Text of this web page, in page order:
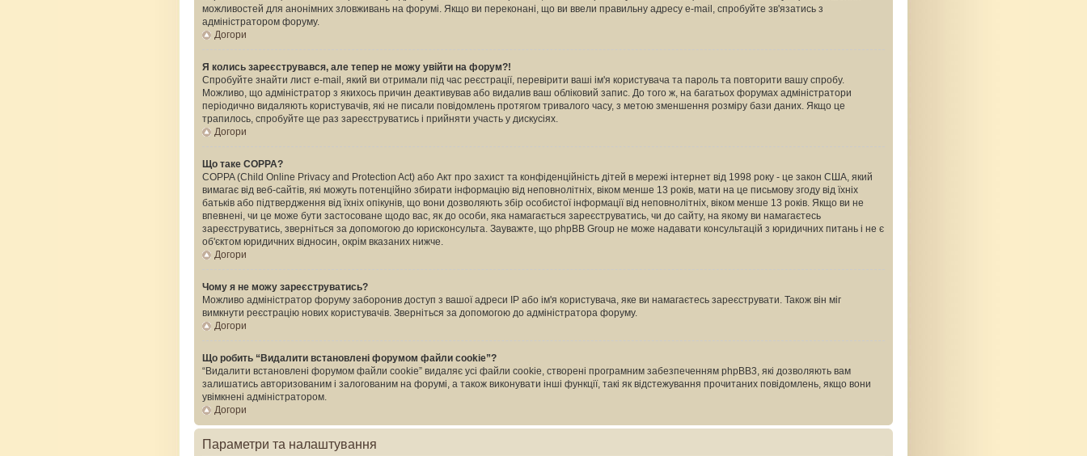
можливостей для анонімних зловживань на форумі. Якщо ви переконані, що ви ввели правильну адресу e-mail, спробуйте зв'язатись з
адміністратором форуму.
Догори
Я колись зареєструвався, але тепер не можу увійти на форум?!
Спробуйте знайти лист e-mail, який ви отримали під час реєстрації, перевірити ваші ім'я користувача та пароль та повторити вашу спробу.
Можливо, що адміністратор з якихось причин деактивував або видалив ваш обліковий запис. До того ж, на багатьох форумах адміністратори
періодично видаляють користувачів, які не писали повідомлень протягом тривалого часу, з метою зменшення розміру бази даних. Якщо це
трапилось, спробуйте ще раз зареєструватись і прийняти участь у дискусіях.
Догори
Що таке COPPA?
COPPA (Child Online Privacy and Protection Act) або Акт про захист та конфіденційність дітей в мережі інтернет від 1998 року - це закон США, який
вимагає від веб-сайтів, які можуть потенційно збирати інформацію від неповнолітніх, віком менше 13 років, мати на це письмову згоду від їхніх
батьків або підтвердження від їхніх опікунів, що вони дозволяють збір особистої інформації від неповнолітніх, віком менше 13 років. Якщо ви не
впевнені, чи це може бути застосоване щодо вас, як до особи, яка намагається зареєструватись, чи до сайту, на якому ви намагаєтесь
зареєструватись, зверніться за допомогою до юрисконсульта. Зауважте, що phpBB Group не може надавати консультацій з юридичних питань і не є
об'єктом юридичних відносин, окрім вказаних нижче.
Догори
Чому я не можу зареєструватись?
Можливо адміністратор форуму заборонив доступ з вашої адреси IP або ім'я користувача, яке ви намагаєтесь зареєструвати. Також він міг
вимкнути реєстрацію нових користувачів. Зверніться за допомогою до адміністратора форуму.
Догори
Що робить “Видалити встановлені форумом файли cookie”?
“Видалити встановлені форумом файли cookie” видаляє усі файли cookie, створені програмним забезпеченням phpBB3, які дозволяють вам
залишатись авторизованим і залогованим на форумі, а також виконувати інші функції, такі як відстежування прочитаних повідомлень, якщо вони
увімкнені адміністратором.
Догори
Параметри та налаштування